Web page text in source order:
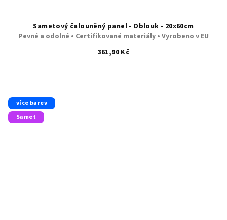
Sametový čalouněný panel - Oblouk - 20x60cm
Pevné a odolné • Certifikované materiály • Vyrobeno v EU
361,90 Kč
více barev
Samet